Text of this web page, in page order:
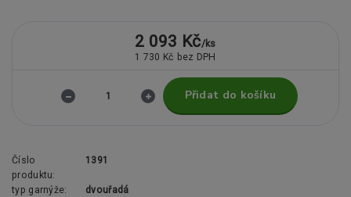
2 093 Kč/ks
1 730 Kč bez DPH
Přidat do košíku
Číslo
produktu:
1391
typ garnýže:
dvouřadá